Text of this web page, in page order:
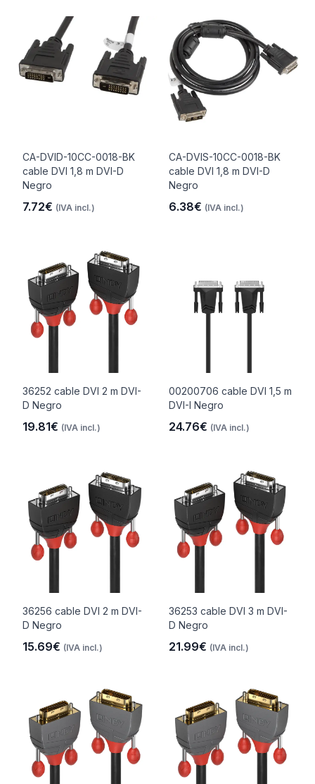
CA-DVID-10CC-0018-BK
cable DVI 1,8 m DVI-D
Negro
7.72€ (IVA incl.)
CA-DVIS-10CC-0018-BK
cable DVI 1,8 m DVI-D
Negro
6.38€ (IVA incl.)
36252 cable DVI 2 m DVI-
D Negro
19.81€ (IVA incl.)
00200706 cable DVI 1,5 m
DVI-I Negro
24.76€ (IVA incl.)
36256 cable DVI 2 m DVI-
D Negro
15.69€ (IVA incl.)
36253 cable DVI 3 m DVI-
D Negro
21.99€ (IVA incl.)